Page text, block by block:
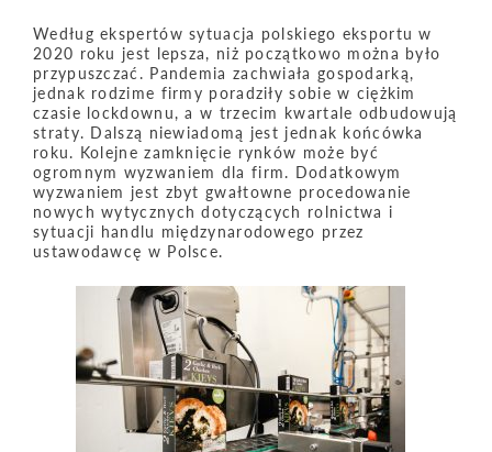
Według ekspertów sytuacja polskiego eksportu w
2020 roku jest lepsza, niż początkowo można było
przypuszczać. Pandemia zachwiała gospodarką,
jednak rodzime firmy poradziły sobie w ciężkim
czasie lockdownu, a w trzecim kwartale odbudowują
straty. Dalszą niewiadomą jest jednak końcówka
roku. Kolejne zamknięcie rynków może być
ogromnym wyzwaniem dla firm. Dodatkowym
wyzwaniem jest zbyt gwałtowne procedowanie
nowych wytycznych dotyczących rolnictwa i
sytuacji handlu międzynarodowego przez
ustawodawcę w Polsce.